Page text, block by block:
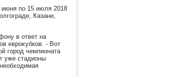
июня по 15 июля 2018
Казани,
в ответ на
евроκубков. - Вот
город чемпионата
уже стадионы